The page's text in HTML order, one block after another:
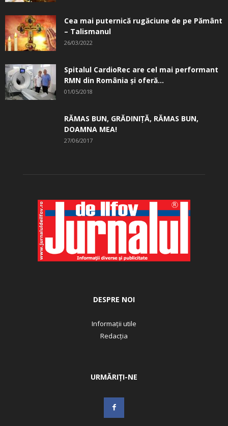
Cea mai puternică rugăciune de pe Pământ
– Talismanul
26/03/2022
Spitalul CardioRec are cel mai performant
RMN din România și oferă...
01/05/2018
RĂMAS BUN, GRĂDINIŢĂ, ­RĂMAS BUN,
DOAMNA MEA!
27/06/2017
DESPRE NOI
Informații utile
Redacția
URMĂRIȚI-NE